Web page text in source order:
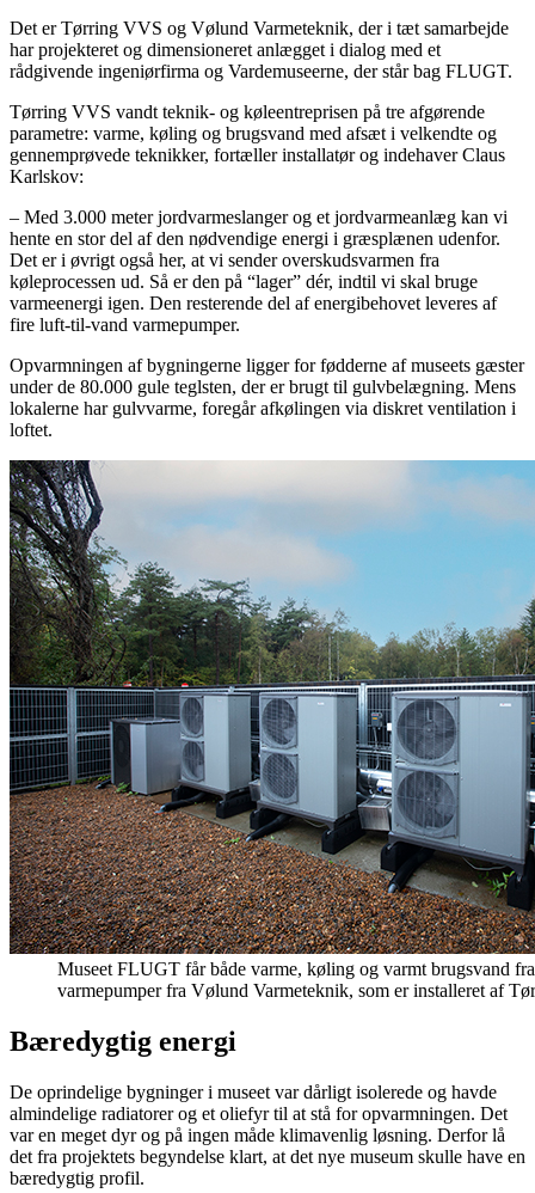
Det er Tørring VVS og Vølund Varmeteknik, der i tæt samarbejde
har projekteret og dimensioneret anlægget i dialog med et
rådgivende ingeniørfirma og Vardemuseerne, der står bag FLUGT.
Tørring VVS vandt teknik- og køleentreprisen på tre afgørende
parametre: varme, køling og brugsvand med afsæt i velkendte og
gennemprøvede teknikker, fortæller installatør og indehaver Claus
Karlskov:
– Med 3.000 meter jordvarmeslanger og et jordvarmeanlæg kan vi
hente en stor del af den nødvendige energi i græsplænen udenfor.
Det er i øvrigt også her, at vi sender overskudsvarmen fra
køleprocessen ud. Så er den på “lager” dér, indtil vi skal bruge
varmeenergi igen. Den resterende del af energibehovet leveres af
fire luft-til-vand varmepumper.
Opvarmningen af bygningerne ligger for fødderne af museets gæster
under de 80.000 gule teglsten, der er brugt til gulvbelægning. Mens
lokalerne har gulvvarme, foregår afkølingen via diskret ventilation i
loftet.
Museet FLUGT får både varme, køling og varmt brugsvand
varmepumper fra Vølund Varmeteknik, som er installeret af
Bæredygtig energi
De oprindelige bygninger i museet var dårligt isolerede og havde
almindelige radiatorer og et oliefyr til at stå for opvarmningen. Det
var en meget dyr og på ingen måde klimavenlig løsning. Derfor lå
det fra projektets begyndelse klart, at det nye museum skulle have en
bæredygtig profil.